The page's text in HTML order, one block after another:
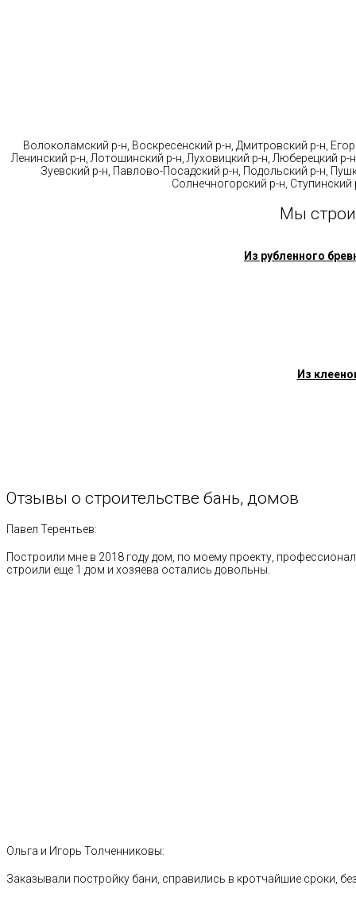
Волоколамский р-н, Воскресенский р-н, Дмитровский р-н,
Ленинский р-н, Лотошинский р-н, Луховицкий р-н, Люберецкий
Зуевский р-н, Павлово-Посадский р-н, Подольский р-н,
Солнечногорский р-н,
Мы
Из рубленного
Из
Отзывы о строительстве бань, домов
Павел Терентьев:
Построили мне в 2018 году дом, по моему проекту,
строили еще 1 дом и хозяева остались довольны.
Ольга и Игорь Толченниковы:
Заказывали постройку бани, справились в кротчайшие сроки,